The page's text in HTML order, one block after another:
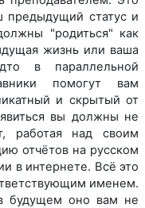
предыдущий статус и
"родиться" как
жизнь или ваша
в параллельной
помогут вам
и скрытый от
вы должны не
работая над своим
отчётов на русском
в интернете. Всё это
именем.
будущем оно вам не